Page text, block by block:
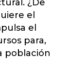
¿De
el
el
para,
población